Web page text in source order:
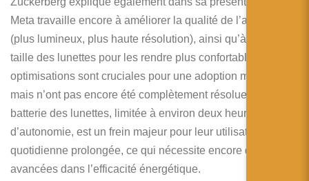
Meta travaille encore à améliorer la qualité de l’affichage
(plus lumineux, plus haute résolution), ainsi qu’à réduire la
taille des lunettes pour les rendre plus confortables. Ces
optimisations sont cruciales pour une adoption massive,
mais n’ont pas encore été complètement résolues. La
batterie des lunettes, limitée à environ deux heures
d’autonomie, est un frein majeur pour leur utilisation
quotidienne prolongée, ce qui nécessite encore des
avancées dans l’efficacité énergétique.